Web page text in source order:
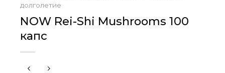
долголетие
NOW Rei-Shi Mushrooms 100
капс